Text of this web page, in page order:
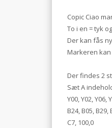
Copic Ciao
To i en = tyk
Der kan fås
Markeren
Der findes 2
Sæt A
Y00, Y02, Y06,
B24, B05, B29,
C7, 100,0